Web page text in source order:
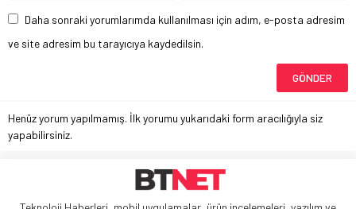
Daha sonraki yorumlarımda kullanılması için adım, e-posta adresim
ve site adresim bu tarayıcıya kaydedilsin.
Henüz yorum yapılmamış. İlk yorumu yukarıdaki form aracılığıyla siz
yapabilirsiniz.